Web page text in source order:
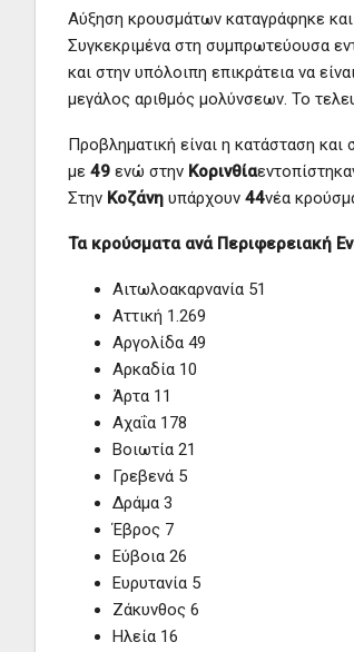
Αύξηση κρουσμάτων καταγράφηκε
Συγκεκριμένα στη συμπρωτεύουσα
και στην υπόλοιπη επικράτεια να
μεγάλος αριθμός μολύνσεων. Το
Προβληματική είναι η κατάσταση και
με 49 ενώ στην Κορινθία
Στην Κοζάνη υπάρχουν 44νέα
Τα κρούσματα ανά Περιφερειακή
Αιτωλοακαρνανία 51
Αττική 1.269
Αργολίδα 49
Αρκαδία 10
Άρτα 11
Αχαΐα 178
Βοιωτία 21
Γρεβενά 5
Δράμα 3
Έβρος 7
Εύβοια 26
Ευρυτανία 5
Ζάκυνθος 6
Ηλεία 16